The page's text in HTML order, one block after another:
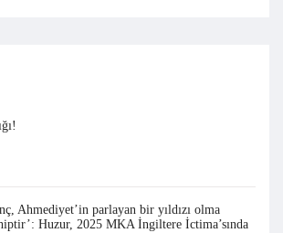
Ahmediyet’in parlayan bir yıldızı olma
Huzur, 2025 MKA İngiltere İctima’sında